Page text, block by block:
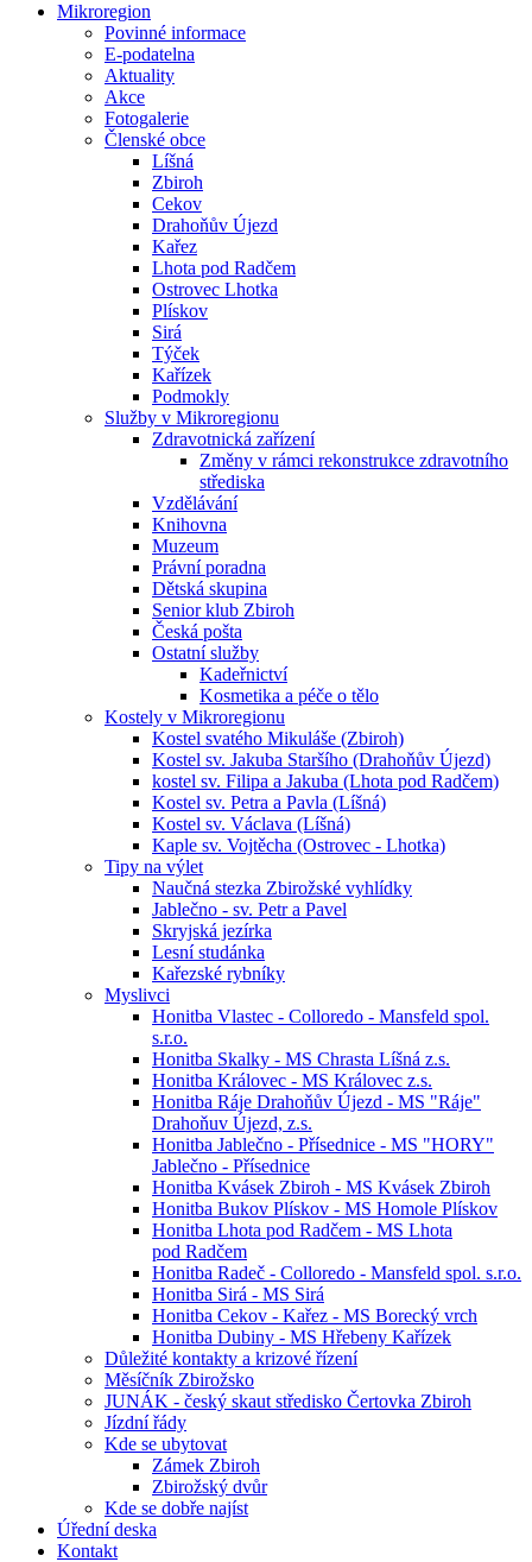
Mikroregion
Povinné informace
E-podatelna
Aktuality
Akce
Fotogalerie
Členské obce
Líšná
Zbiroh
Cekov
Drahoňův Újezd
Kařez
Lhota pod Radčem
Ostrovec Lhotka
Plískov
Sirá
Týček
Kařízek
Podmokly
Služby v Mikroregionu
Zdravotnická zařízení
Změny v rámci rekonstrukce zdravotního
střediska
Vzdělávání
Knihovna
Muzeum
Právní poradna
Dětská skupina
Senior klub Zbiroh
Česká pošta
Ostatní služby
Kadeřnictví
Kosmetika a péče o tělo
Kostely v Mikroregionu
Kostel svatého Mikuláše (Zbiroh)
Kostel sv. Jakuba Staršího (Drahoňův Újezd)
kostel sv. Filipa a Jakuba (Lhota pod Radčem)
Kostel sv. Petra a Pavla (Líšná)
Kostel sv. Václava (Líšná)
Kaple sv. Vojtěcha (Ostrovec - Lhotka)
Tipy na výlet
Naučná stezka Zbirožské vyhlídky
Jablečno - sv. Petr a Pavel
Skryjská jezírka
Lesní studánka
Kařezské rybníky
Myslivci
Honitba Vlastec - Colloredo - Mansfeld spol.
s.r.o.
Honitba Skalky - MS Chrasta Líšná z.s.
Honitba Královec - MS Královec z.s.
Honitba Ráje Drahoňův Újezd - MS "Ráje"
Drahoňuv Újezd, z.s.
Honitba Jablečno - Přísednice - MS "HORY"
Jablečno - Přísednice
Honitba Kvásek Zbiroh - MS Kvásek Zbiroh
Honitba Bukov Plískov - MS Homole Plískov
Honitba Lhota pod Radčem - MS Lhota
pod Radčem
Honitba Radeč - Colloredo - Mansfeld spol. s.r.o.
Honitba Sirá - MS Sirá
Honitba Cekov - Kařez - MS Borecký vrch
Honitba Dubiny - MS Hřebeny Kařízek
Důležité kontakty a krizové řízení
Měsíčník Zbirožsko
JUNÁK - český skaut středisko Čertovka Zbiroh
Jízdní řády
Kde se ubytovat
Zámek Zbiroh
Zbirožský dvůr
Kde se dobře najíst
Úřední deska
Kontakt